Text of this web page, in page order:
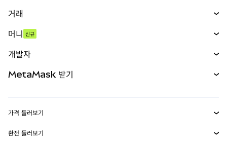
거래
무기한 선물
실물자산
머니 신규
개발자
MetaMask Connect
MetaMask 받기
가격 둘러보기
이더리움 가격
환전 둘러보기